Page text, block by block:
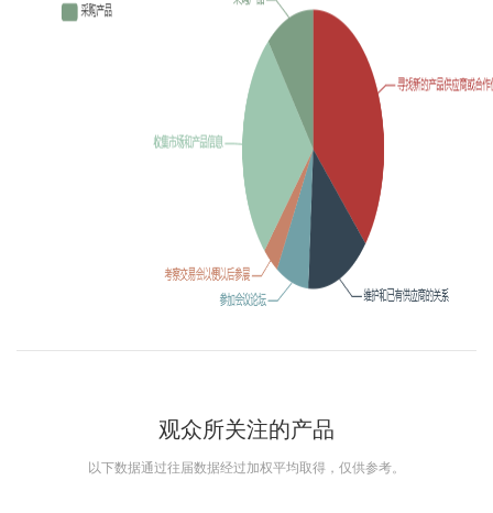
观众所关注的产品
以下数据通过往届数据经过加权平均取得，仅供参考。